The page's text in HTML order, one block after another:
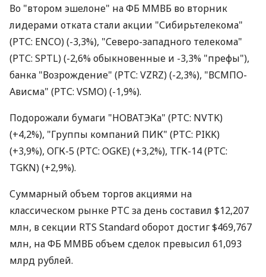
Во "втором эшелоне" на ФБ ММВБ во вторник
лидерами отката стали акции "Сибирьтелекома"
(РТС: ENCO) (-3,3%), "Северо-западного телекома"
(РТС: SPTL) (-2,6% обыкновенные и -3,3% "префы"),
банка "Возрождение" (РТС: VZRZ) (-2,3%), "ВСМПО-
Ависма" (РТС: VSMO) (-1,9%).
Подорожали бумаги "НОВАТЭКа" (РТС: NVTK)
(+4,2%), "Группы компаний ПИК" (РТС: PIKK)
(+3,9%), ОГК-5 (РТС: OGKE) (+3,2%), ТГК-14 (РТС:
TGKN) (+2,9%).
Суммарный объем торгов акциями на
классическом рынке РТС за день составил $12,207
млн, в секции RTS Standard оборот достиг $469,767
млн, на ФБ ММВБ объем сделок превысил 61,093
млрд рублей.